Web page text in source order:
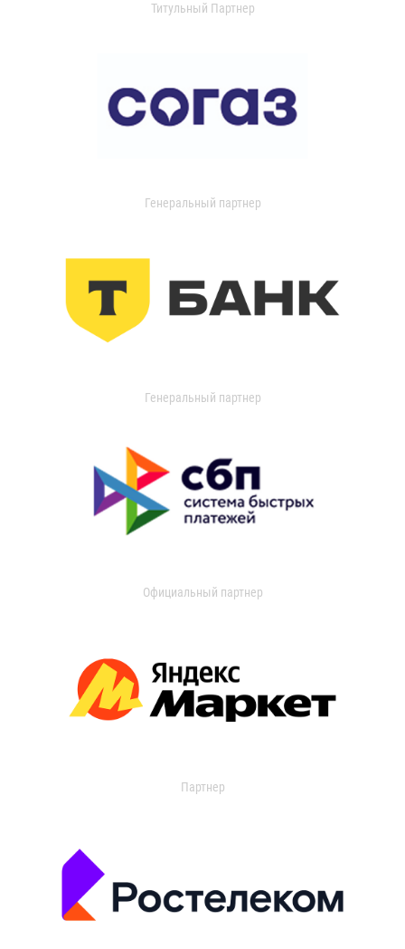
Титульный Партнер
Генеральный партнер
Генеральный партнер
Официальный партнер
Партнер